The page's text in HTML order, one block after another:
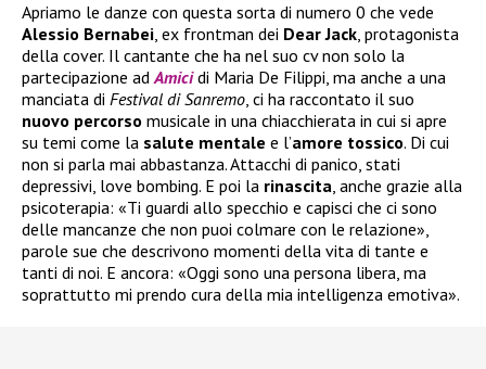
Apriamo le danze con questa sorta di numero 0 che vede
Alessio Bernabei, ex frontman dei Dear Jack, protagonista
della cover. Il cantante che ha nel suo cv non solo la
partecipazione adAmici di Maria De Filippi, ma anche a una
manciata di Festival di Sanremo, ci ha raccontato il suo
nuovo percorso musicale in una chiacchierata in cui si apre
su temi come la salute mentale e l’amore tossico. Di cui
non si parla mai abbastanza. Attacchi di panico, stati
depressivi, love bombing. E poi la rinascita, anche grazie alla
psicoterapia: «Ti guardi allo specchio e capisci che ci sono
delle mancanze che non puoi colmare con le relazione»,
parole sue che descrivono momenti della vita di tante e
tanti di noi. E ancora: «Oggi sono una persona libera, ma
soprattutto mi prendo cura della mia intelligenza emotiva».